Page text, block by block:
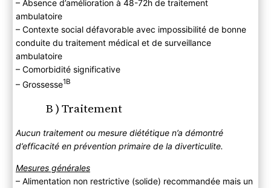
– Absence d’amélioration à 48-72h de traitement
ambulatoire
– Contexte social défavorable avec impossibilité de bonne
conduite du traitement médical et de surveillance
ambulatoire
– Comorbidité significative
– Grossesse1B
B ) Traitement
Aucun traitement ou mesure diététique n’a démontré
d’efficacité en prévention primaire de la diverticulite.
Mesures générales
– Alimentation non restrictive (solide) recommandée mais un